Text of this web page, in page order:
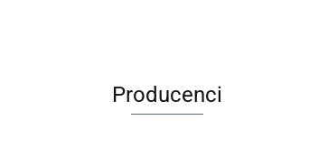
Producenci